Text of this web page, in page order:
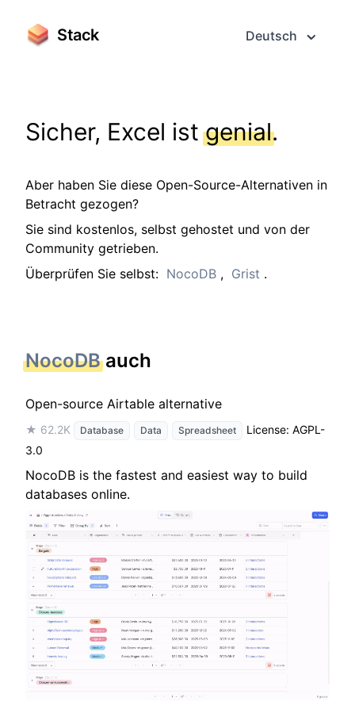
Stack Deutsch
Sicher, Excel istgenial.
Aber haben Sie diese Open-Source-Alternativen in
Betracht gezogen?
Sie sind kostenlos, selbst gehostet und von der
Community getrieben.
Überprüfen Sie selbst: NocoDB , Grist .
NocoDBauch
Open-source Airtable alternative
★ 62.2K Database Data Spreadsheet
License: AGPL-
3.0
NocoDB is the fastest and easiest way to build
databases online.